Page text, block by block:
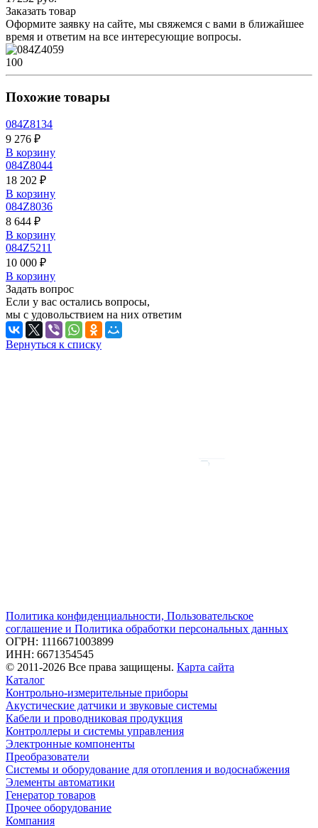
Заказать товар
Оформите заявку на сайте, мы свяжемся с вами в ближайшее
время и ответим на все интересующие вопросы.
100
Похожие товары
084Z8134
9 276 ₽
В корзину
084Z8044
18 202 ₽
В корзину
084Z8036
8 644 ₽
В корзину
084Z5211
10 000 ₽
В корзину
Задать вопрос
Если у вас остались вопросы,
мы с удовольствием на них ответим
Вернуться к списку
Политика конфиденциальности, Пользовательское
соглашение и Политика обработки персональных данных
ОГРН: 1116671003899
ИНН: 6671354545
© 2011-2026 Все права защищены. Карта сайта
Каталог
Контрольно-измерительные приборы
Акустические датчики и звуковые системы
Кабели и проводниковая продукция
Контроллеры и системы управления
Электронные компоненты
Преобразователи
Системы и оборудование для отопления и водоснабжения
Элементы автоматики
Генератор товаров
Прочее оборудование
Компания